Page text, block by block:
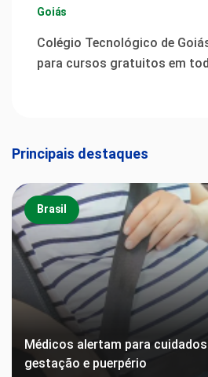
Goiás
Colégio Tecnológico de
para cursos gratuitos em
Principais destaques
Brasil
Médicos alertam para
gestação e puerpério